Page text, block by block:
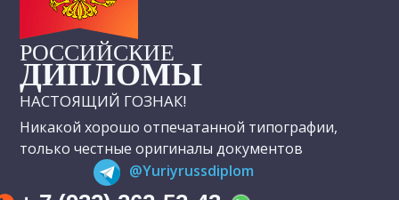
РОССИЙСКИЕ
ДИПЛОМЫ
НАСТОЯЩИЙ ГОЗНАК!
Никакой хорошо отпечатанной типографии,
только честные оригиналы документов
@Yuriyrussdiplom